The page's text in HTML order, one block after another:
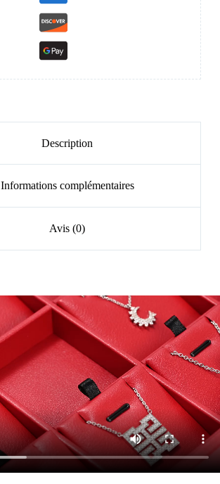
Description
Informations complémentaires
Avis (0)